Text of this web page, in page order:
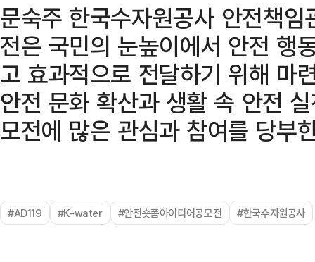
문숙주 한국수자원공사 안전책
전은 국민의 눈높이에서 안전 행
고 효과적으로 전달하기 위해 마
안전 문화 확산과 생활 속 안전
모전에 많은 관심과 참여를 당부
#AD119 #K-water #안전숏폼아이디어공모전 #한국수자원공사